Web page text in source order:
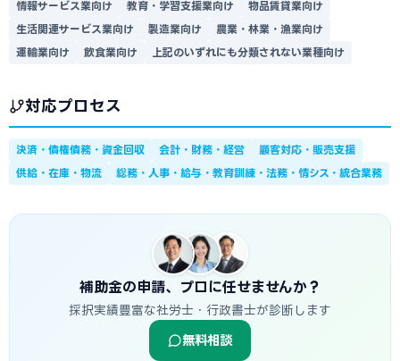
情報サービス業向け
教育・学習支援業向け
物品賃貸業向け
生活関連サービス業向け
製造業向け
農業・林業・漁業向け
運輸業向け
飲食業向け 上記のいずれにも分類されない業種向け
対応プロセス
決済・債権債務・資金回収 会計・財務・経営
顧客対応・販売支援
供給・在庫・物流
総務・人事・給与・教育訓練・法務・情シス・統合業務
補助金の申請、プロに任せませんか？
採択実績豊富な社労士・行政書士が診断します
無料相談